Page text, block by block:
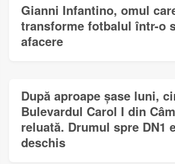
Gianni Infantino, omul
transforme fotbalul într-o
afacere
După aproape șase luni,
Bulevardul Carol I din
reluată. Drumul spre DN1
deschis